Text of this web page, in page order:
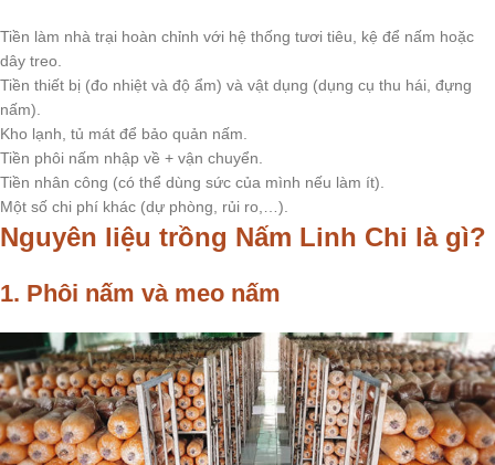
Tiền làm nhà trại hoàn chỉnh với hệ thống tươi tiêu, kệ để nấm hoặc
dây treo.
Tiền thiết bị (đo nhiệt và độ ẩm) và vật dụng (dụng cụ thu hái, đựng
nấm).
Kho lạnh, tủ mát để bảo quản nấm.
Tiền phôi nấm nhập về + vận chuyển.
Tiền nhân công (có thể dùng sức của mình nếu làm ít).
Một số chi phí khác (dự phòng, rủi ro,…).
Nguyên liệu trồng Nấm Linh Chi là gì?
1. Phôi nấm và meo nấm